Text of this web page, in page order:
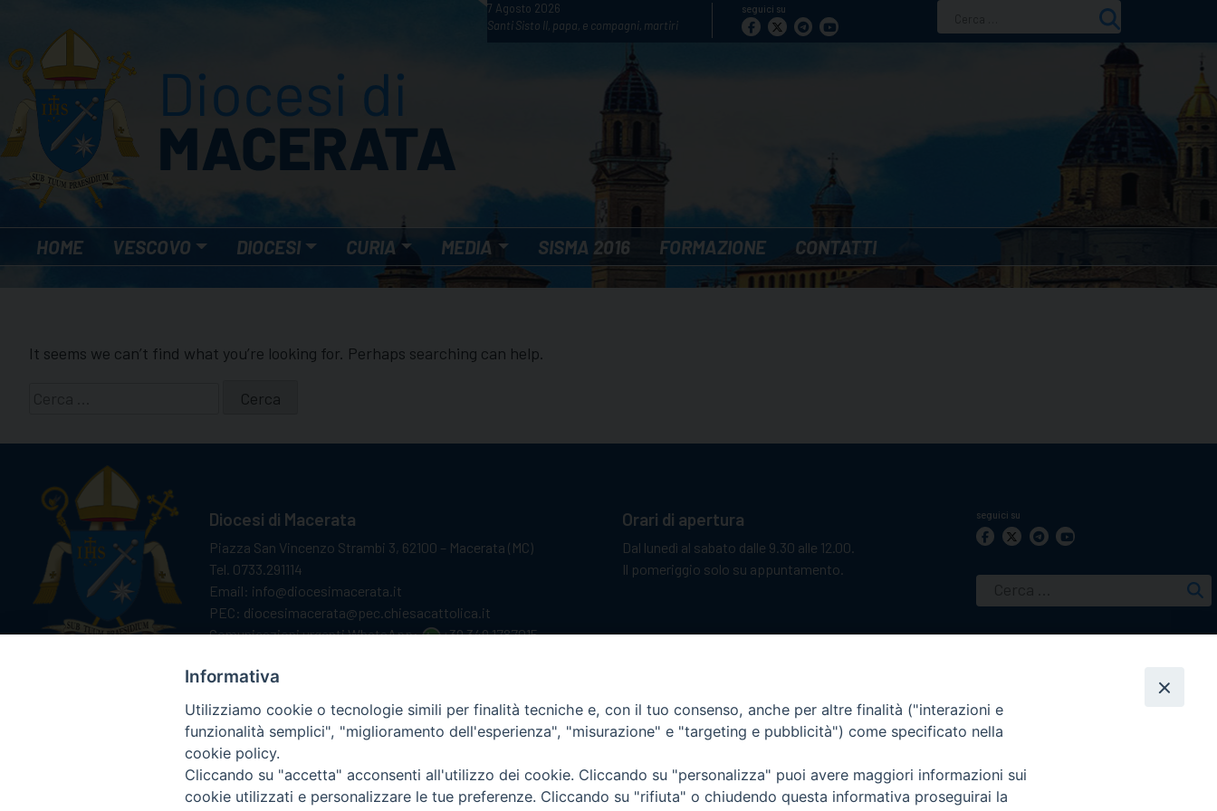
content
7 Agosto 2026
Santi Sisto II, papa, e compagni, martiri
seguici su
per:
HOME VESCOVO DIOCESI CURIA MEDIA SISMA 2016 FORMAZIONE CONTATTI
It seems we can’t find what you’re looking for. Perhaps searching can help.
Diocesi di Macerata
Piazza San Vincenzo Strambi 3, 62100 – Macerata (MC)
Tel. 0733.291114
Email: info@diocesimacerata.it
PEC: diocesimacerata@pec.chiesacattolica.it
Comunicazioni urgenti WhatsApp:
+39 349 1787015
Orari di apertura
Dal lunedì al sabato dalle 9.30 alle 12.00.
Il pomeriggio solo su appuntamento.
seguici su
per:
Informativa
Utilizziamo cookie o tecnologie simili per finalità tecniche e, con il tuo consenso, anche per altre finalità ("interazioni e
funzionalità semplici", "miglioramento dell'esperienza", "misurazione" e "targeting e pubblicità") come specificato nella
cookie policy.
Cliccando su "accetta" acconsenti all'utilizzo dei cookie. Cliccando su "personalizza" puoi avere maggiori informazioni sui
cookie utilizzati e personalizzare le tue preferenze. Cliccando su "rifiuta" o chiudendo questa informativa proseguirai la